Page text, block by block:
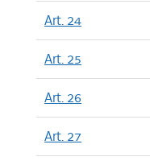
Art. 24
Art. 25
Art. 26
Art. 27